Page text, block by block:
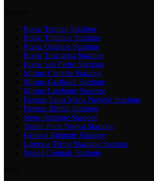
Roma Termini Stazione
Roma Tiburtina Stazione
Roma Ostiense Stazione
Roma Tuscolana Stazione
Roma San Pietro Stazione
Milano Centrale Stazione
Milano Garibaldi Stazione
Milano Lambrate Stazione
Firenze Santa Maria Novella Stazione
Firenze Rifredi Stazione
Siena Stazione Stazione
Torino Porta Nuova Stazione
Genova Brignole Stazione
Lamezia Terme Stazione Stazione
Napoli Centrale Stazione